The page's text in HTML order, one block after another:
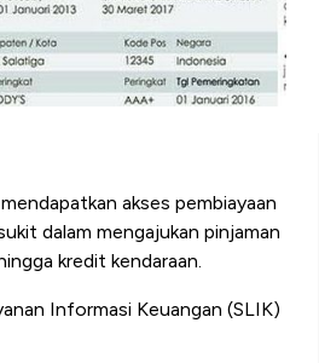
akses pembiayaan
dalam mengajukan pinjaman
kredit kendaraan.
Informasi Keuangan (SLIK)